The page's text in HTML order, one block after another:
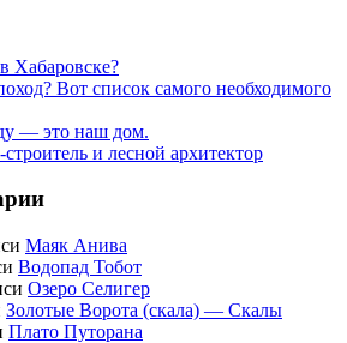
Хабаровске?
Вот список самого необходимого
— это наш дом.
и лесной архитектор
Маяк Анива
Водопад Тобот
Озеро Селигер
Золотые Ворота (скала) — Скалы
Плато Путорана